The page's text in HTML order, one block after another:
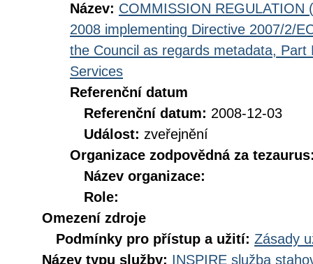
Název: COMMISSION REGULATION
2008 implementing Directive 2007/2/
the Council as regards metadata,
Services
Referenční datum
Referenční datum: 2008-12-03
Událost: zveřejnění
Organizace zodpovědná za
Název organizace:
Role:
Omezení zdroje
Podmínky pro přístup a užití: Zásady
Název typu služby: INSPIRE služba